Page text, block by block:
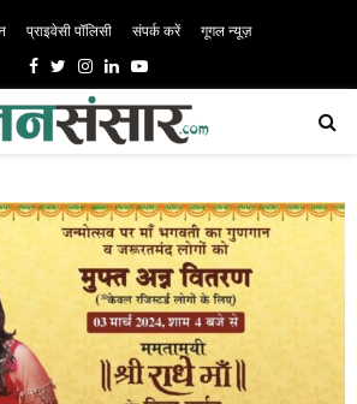
प्राइवेसी पॉलिसी संपर्क करें गूगल न्यूज़
Facebook
TwitterInstagram
LinkedinYoutube